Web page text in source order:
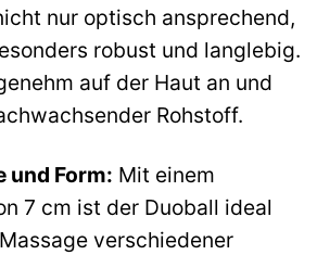
nur optisch ansprechend,
robust und langlebig.
auf der Haut an und
Rohstoff.
und Form: Mit einem
7 cm ist der Duoball ideal
verschiedener